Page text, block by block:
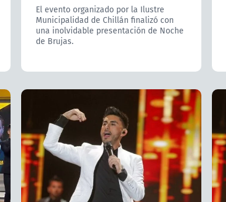
El evento organizado por la Ilustre
Municipalidad de Chillán finalizó con
una inolvidable presentación de Noche
de Brujas.